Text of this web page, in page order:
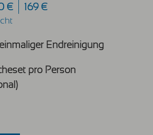
€
169 €
Endreinigung
pro Person